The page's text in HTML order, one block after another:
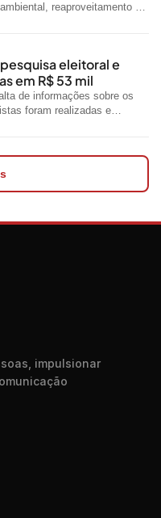
reaproveitamento de
eleitoral e
em R$ 53 mil
de informações sobre os
foram realizadas e
impulsionar